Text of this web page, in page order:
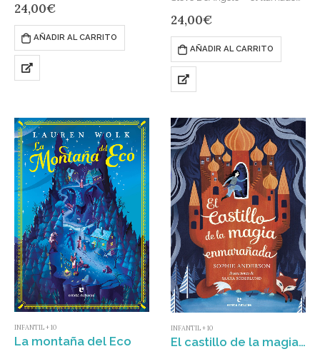
a los niños se…
24,00€
AÑADIR AL CARRITO
pionero global de esta industria
y fundador de Harborside, el
mayor dispensario…
24,00€
AÑADIR AL CARRITO
INFANTIL + 10
La montaña del Eco
INFANTIL + 10
El castillo de la magia enmarañada